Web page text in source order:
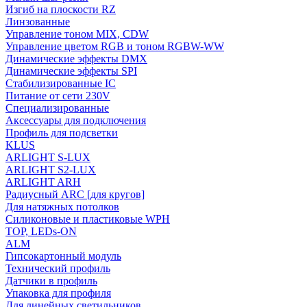
Изгиб на плоскости RZ
Линзованные
Управление тоном MIX, CDW
Управление цветом RGB и тоном RGBW-WW
Динамические эффекты DMX
Динамические эффекты SPI
Стабилизированные IC
Питание от сети 230V
Специализированные
Аксессуары для подключения
Профиль для подсветки
KLUS
ARLIGHT S-LUX
ARLIGHT S2-LUX
ARLIGHT ARH
Радиусный ARC [для кругов]
Для натяжных потолков
Силиконовые и пластиковые WPH
TOP, LEDs-ON
ALM
Гипсокартонный модуль
Технический профиль
Датчики в профиль
Упаковка для профиля